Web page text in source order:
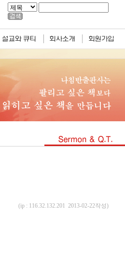
(ip : 116.32.132.201 2013-02-22작성)